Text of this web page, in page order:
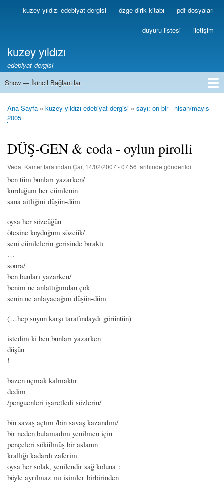
Ana
içeriğe
Birincilkuzey yıldızı edebiyat dergisi özge dirik kitabı pdf dosyaları
duyuru listesi iletişim
kuzey yıldızı
edebiyat dergisi
İkincil
Show — İkincil Bağlantılar
1
2
3
4
5
6
7
8
9
10
11
12
13
Sayfa
Ana Sayfa kuzey yıldızı edebiyat dergisi
sayı: on bir - nisan/mayıs
2005
DÜŞ-GEN & coda - oylun pirolli
Vedat Kamertarafından Çar, 14/02/2007 - 07:56 tarihinde gönderildi
ben tüm bunları yazarken/
kurduğum her cümlenin
sana aitliğini düşün-düm
oysa her sözcüğün
ötesine koyduğum sözcük/
seni cümlelerin gerisinde bıraktı
…
sonra/
ben bunları yazarken/
benim ne anlattığımdan çok
senin ne anlayacağını düşün-düm
(…hep suyun karşı tarafındaydı görüntün)
istedim ki ben bunları yazarken
düşün
!
bazen uçmak kalmaktır
dedim
/penguenleri işaretledi sözlerin/
bin savaş açtım /bin savaş kazandım/
bir neden bulamadım yenilmen için
pençeleri sökülmüş bir aslanın
krallığı kadardı zaferim
oysa her solak, yenilendir sağ koluna :
böyle ayrılmaz mı isimler birbirinden